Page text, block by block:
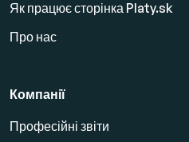
Як працює сторінка Platy.sk
Про нас
Компанії
Професійні звіти